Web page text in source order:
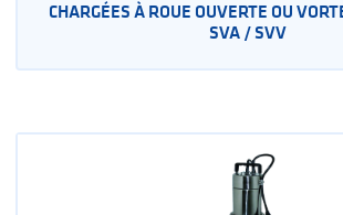
CHARGÉES À ROUE OUVERTE OU
SVA / SVV